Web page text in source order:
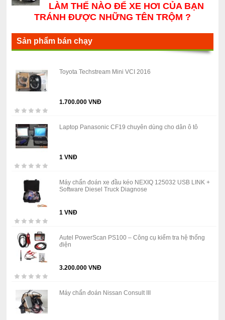
LÀM THẾ NÀO ĐỂ XE HƠI CỦA BẠN
TRÁNH ĐƯỢC NHỮNG TÊN TRỘM ?
Sản phẩm bán chạy
Toyota Techstream Mini VCI 2016
1.700.000 VNĐ
Laptop Panasonic CF19 chuyên dùng cho dân ô tô
1 VNĐ
Máy chẩn đoán xe đầu kéo NEXIQ 125032 USB LINK +
Software Diesel Truck Diagnose
1 VNĐ
Autel PowerScan PS100 – Công cụ kiểm tra hệ thống
điện
3.200.000 VNĐ
Máy chẩn đoán Nissan Consult III